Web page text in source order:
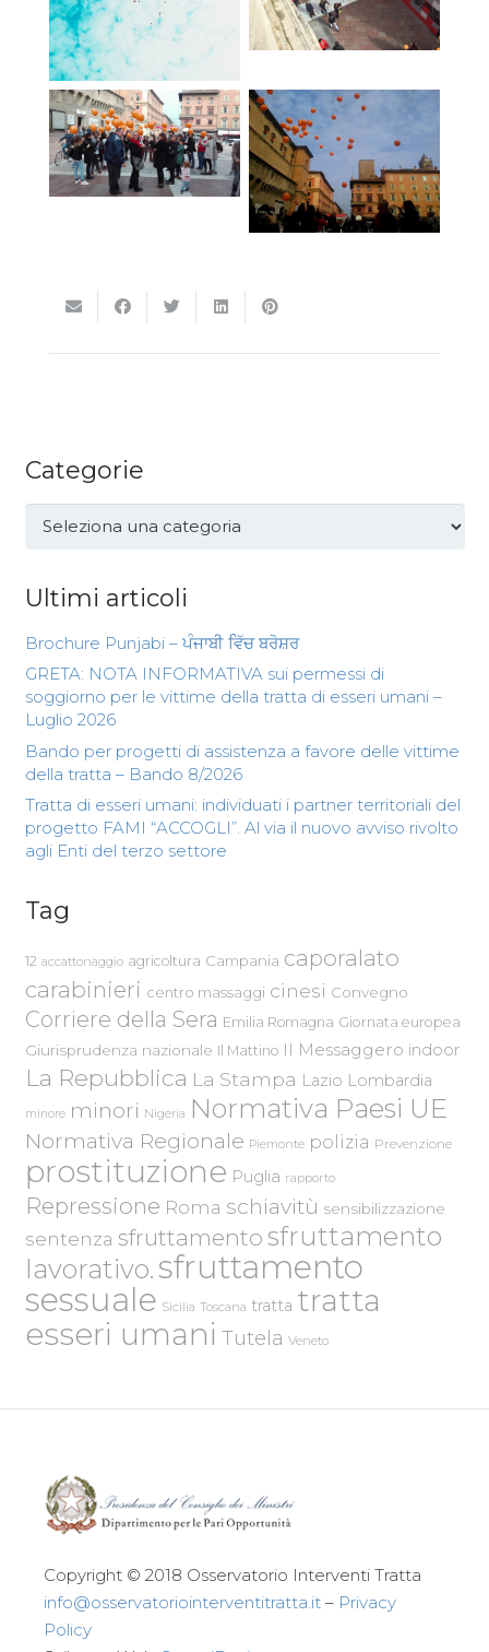
Categorie
Categorie
Ultimi articoli
Brochure Punjabi – ਪੰਜਾਬੀ ਵਿੱਚ ਬਰੋਸ਼ਰ
GRETA: NOTA INFORMATIVA sui permessi di
soggiorno per le vittime della tratta di esseri umani –
Luglio 2026
Bando per progetti di assistenza a favore delle vittime
della tratta – Bando 8/2026
Tratta di esseri umani: individuati i partner territoriali del
progetto FAMI “ACCOGLI”. Al via il nuovo avviso rivolto
agli Enti del terzo settore
Tag
12 accattonaggio agricoltura Campania caporalato
carabinieri centro massaggi cinesi Convegno
Corriere della Sera Emilia Romagna Giornata europea
Giurisprudenza nazionale Il Mattino Il Messaggero indoor
La Repubblica La Stampa Lazio Lombardia
minore minori Nigeria Normativa Paesi UE
Normativa Regionale Piemonte polizia Prevenzione
prostituzione Puglia rapporto
Repressione Roma schiavitù sensibilizzazione
sentenza sfruttamento sfruttamento
lavorativo.sfruttamento
sessuale Sicilia Toscana tratta tratta
esseri umani Tutela Veneto
Copyright © 2018 Osservatorio Interventi Tratta
info@osservatoriointerventitratta.it – Privacy
Policy